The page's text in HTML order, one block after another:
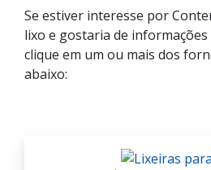
Se estiver interesse por
lixo e gostaria de
clique em um ou mais dos
abaixo: